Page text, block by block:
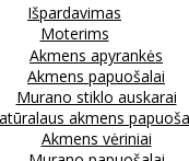
Išpardavimas
Moterims
Akmens apyrankės
Akmens papuošalai
Murano stiklo auskarai
akmens
Akmens vėriniai